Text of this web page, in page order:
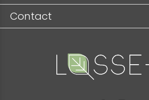
Contact